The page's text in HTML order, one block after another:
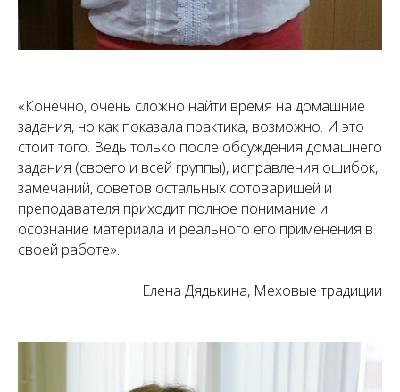
«Конечно, очень сложно найти время на домашние
задания, но как показала практика, возможно. И это
стоит того. Ведь только после обсуждения домашнего
задания (своего и всей группы), исправления ошибок,
замечаний, советов остальных сотоварищей и
преподавателя приходит полное понимание и
осознание материала и реального его применения в
своей работе».
Елена Дядькина, Меховые традиции